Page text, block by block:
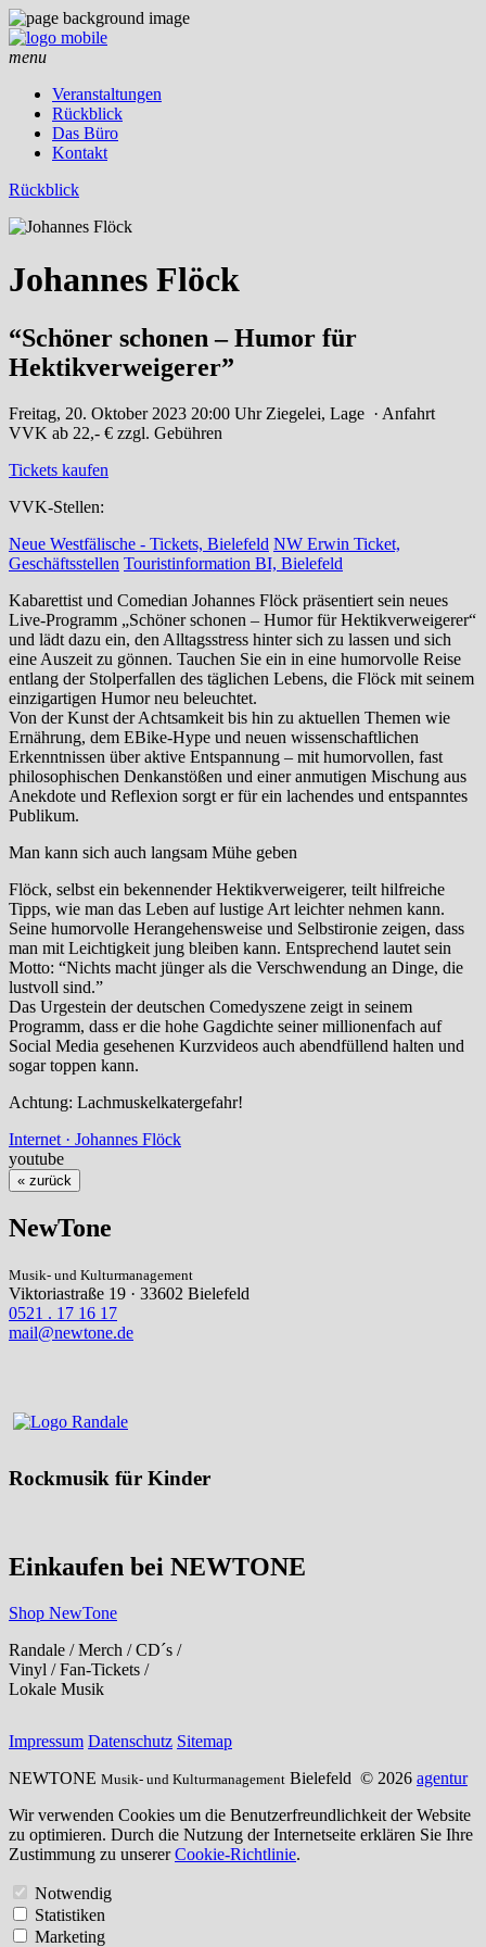
menu
Veranstaltungen
Rückblick
Das Büro
Kontakt
Rückblick
Johannes Flöck
“Schöner schonen – Humor für
Hektikverweigerer”
Freitag, 20. Oktober 2023 20:00 Uhr Ziegelei, Lage · Anfahrt
VVK ab 22,- € zzgl. Gebühren
Tickets kaufen
VVK-Stellen:
Neue Westfälische - Tickets, Bielefeld NW Erwin Ticket,
Geschäftsstellen Touristinformation BI, Bielefeld
Kabarettist und Comedian Johannes Flöck präsentiert sein neues
Live-Programm „Schöner schonen – Humor für Hektikverweigerer“
und lädt dazu ein, den Alltagsstress hinter sich zu lassen und sich
eine Auszeit zu gönnen. Tauchen Sie ein in eine humorvolle Reise
entlang der Stolperfallen des täglichen Lebens, die Flöck mit seinem
einzigartigen Humor neu beleuchtet.
Von der Kunst der Achtsamkeit bis hin zu aktuellen Themen wie
Ernährung, dem EBike-Hype und neuen wissenschaftlichen
Erkenntnissen über aktive Entspannung – mit humorvollen, fast
philosophischen Denkanstößen und einer anmutigen Mischung aus
Anekdote und Reflexion sorgt er für ein lachendes und entspanntes
Publikum.
Man kann sich auch langsam Mühe geben
Flöck, selbst ein bekennender Hektikverweigerer, teilt hilfreiche
Tipps, wie man das Leben auf lustige Art leichter nehmen kann.
Seine humorvolle Herangehensweise und Selbstironie zeigen, dass
man mit Leichtigkeit jung bleiben kann. Entsprechend lautet sein
Motto: “Nichts macht jünger als die Verschwendung an Dinge, die
lustvoll sind.”
Das Urgestein der deutschen Comedyszene zeigt in seinem
Programm, dass er die hohe Gagdichte seiner millionenfach auf
Social Media gesehenen Kurzvideos auch abendfüllend halten und
sogar toppen kann.
Achtung: Lachmuskelkatergefahr!
Internet · Johannes Flöck
youtube
« zurück
NewTone
Musik- und Kulturmanagement
Viktoriastraße 19 · 33602 Bielefeld
0521 . 17 16 17
mail@newtone.de
Rockmusik für Kinder
Einkaufen bei NEWTONE
Shop NewTone
Randale / Merch / CD´s /
Vinyl / Fan-Tickets /
Lokale Musik
Impressum Datenschutz Sitemap
NEWTONE Musik- und Kulturmanagement Bielefeld © 2026 agentur
Wir verwenden Cookies um die Benutzerfreundlichkeit der Website
zu optimieren. Durch die Nutzung der Internetseite erklären Sie Ihre
Zustimmung zu unsererCookie-Richtlinie.
Notwendig
Statistiken
Marketing